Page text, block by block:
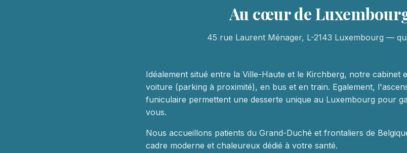
Au cœur de
45 rue Laurent Ménager, L-2143 Luxembourg —
Idéalement situé entre la Ville-Haute et le Kirchberg, notre cabinet
voiture (parking à proximité), en bus et en train. Egalement,
funiculaire permettent une desserte unique au Luxembourg pour
vous.
Nous accueillons patients du Grand-Duché et frontaliers de
cadre moderne et chaleureux dédié à votre santé.